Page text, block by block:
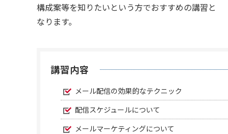
構成案等を知りたいという方でおすすめの講習と
なります。
講習内容
メール配信の効果的なテクニック
配信スケジュールについて
メールマーケティングについて